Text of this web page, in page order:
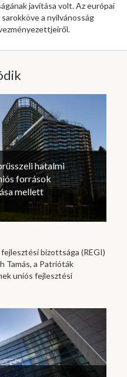
javítása volt. Az európai
a nyilvánosság
hatalmi
források
mellett
bizottsága (REGI)
Tamás, a Patrióták
uniós fejlesztési